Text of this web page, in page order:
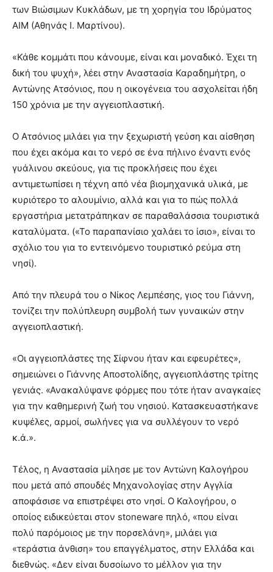
των Βιώσιμων Κυκλάδων, με τη χορηγία του Ιδρύματος
ΑΙΜ (Αθηνάς Ι. Μαρτίνου).
«Κάθε κομμάτι που κάνουμε, είναι και μοναδικό. Έχει τη
δική του ψυχή», λέει στην Αναστασία Καραδημήτρη, ο
Αντώνης Ατσόνιος, που η οικογένεια του ασχολείται ήδη
150 χρόνια με την αγγειοπλαστική.
Ο Ατσόνιος μιλάει για την ξεχωριστή γεύση και αίσθηση
που έχει ακόμα και το νερό σε ένα πήλινο έναντι ενός
γυάλινου σκεύους, για τις προκλήσεις που έχει
αντιμετωπίσει η τέχνη από νέα βιομηχανικά υλικά, με
κυριότερο το αλουμίνιο, αλλά και για το πώς πολλά
εργαστήρια μετατράπηκαν σε παραθαλάσσια τουριστικά
καταλύματα. («Το παραπανίσιο χαλάει το ίσιο», είναι το
σχόλιο του για το εντεινόμενο τουριστικό ρεύμα στη
νησί).
Από την πλευρά του ο Νίκος Λεμπέσης, γιος του Γιάννη,
τονίζει την πολύπλευρη συμβολή των γυναικών στην
αγγειοπλαστική.
«Οι αγγειοπλάστες της Σίφνου ήταν και εφευρέτες»,
σημειώνει ο Γιάννης Αποστολίδης, αγγειοπλάστης τρίτης
γενιάς. «Ανακαλύψανε φόρμες που τότε ήταν αναγκαίες
για την καθημερινή ζωή του νησιού. Κατασκευαστήκανε
κυψέλες, αρμοί, σωλήνες για να συλλέγουν το νερό
κ.ά.».
Τέλος, η Αναστασία μίλησε με τον Αντώνη Καλογήρου
που μετά από σπουδές Μηχανολογίας στην Αγγλία
αποφάσισε να επιστρέψει στο νησί. Ο Καλογήρου, ο
οποίος ειδικεύεται στον stoneware πηλό, «που είναι
πολύ παρόμοιος με την πορσελάνη», μιλάει για
«τεράστια άνθιση» του επαγγέλματος, στην Ελλάδα και
διεθνώς. «Δεν είναι δυσοίωνο το μέλλον για την